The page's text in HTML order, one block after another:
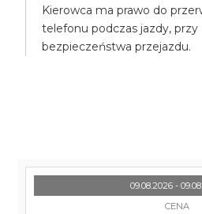
Kierowca ma prawo do
telefonu podczas jazdy, przy
bezpieczeństwa przejazdu.
09.08.2026 -
CENA